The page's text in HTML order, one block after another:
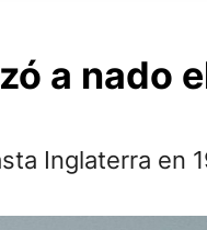
a nado
Inglaterra en